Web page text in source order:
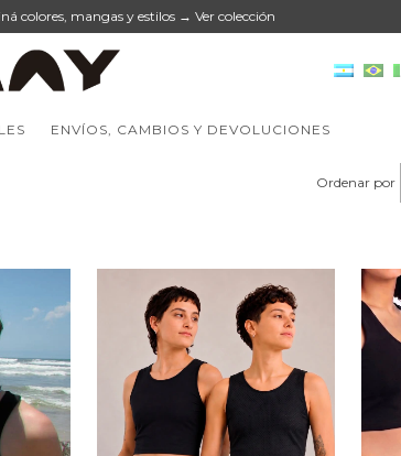
colores, mangas y estilos → Ver colección
ENVÍOS, CAMBIOS Y DEVOLUCIONES
Ordenar por